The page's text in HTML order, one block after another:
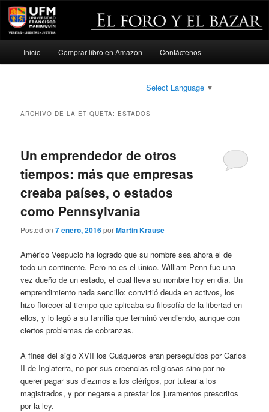
Ir
Ir
Inicio Comprar libro en Amazon Contáctenos
Select Language ▼
ARCHIVO DE LA ETIQUETA: ESTADOS
Un emprendedor de otros
tiempos: más que empresas
creaba países, o estados
como Pennsylvania
Posted on7 enero, 2016porMartin Krause
Américo Vespucio ha logrado que su nombre sea ahora el de
todo un continente. Pero no es el único. William Penn fue una
vez dueño de un estado, el cual lleva su nombre hoy en día. Un
emprendimiento nada sencillo: convirtió deuda en activos, los
hizo florecer al tiempo que aplicaba su filosofía de la libertad en
ellos, y lo legó a su familia que terminó vendiendo, aunque con
ciertos problemas de cobranzas.
A fines del siglo XVII los Cuáqueros eran perseguidos por Carlos
II de Inglaterra, no por sus creencias religiosas sino por no
querer pagar sus diezmos a los clérigos, por tutear a los
magistrados, y por negarse a prestar los juramentos prescritos
por la ley.